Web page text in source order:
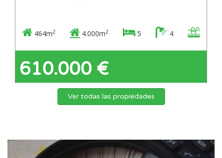
464m2 4.000m2 5 4
610.000 €
Ver todas las propiedades